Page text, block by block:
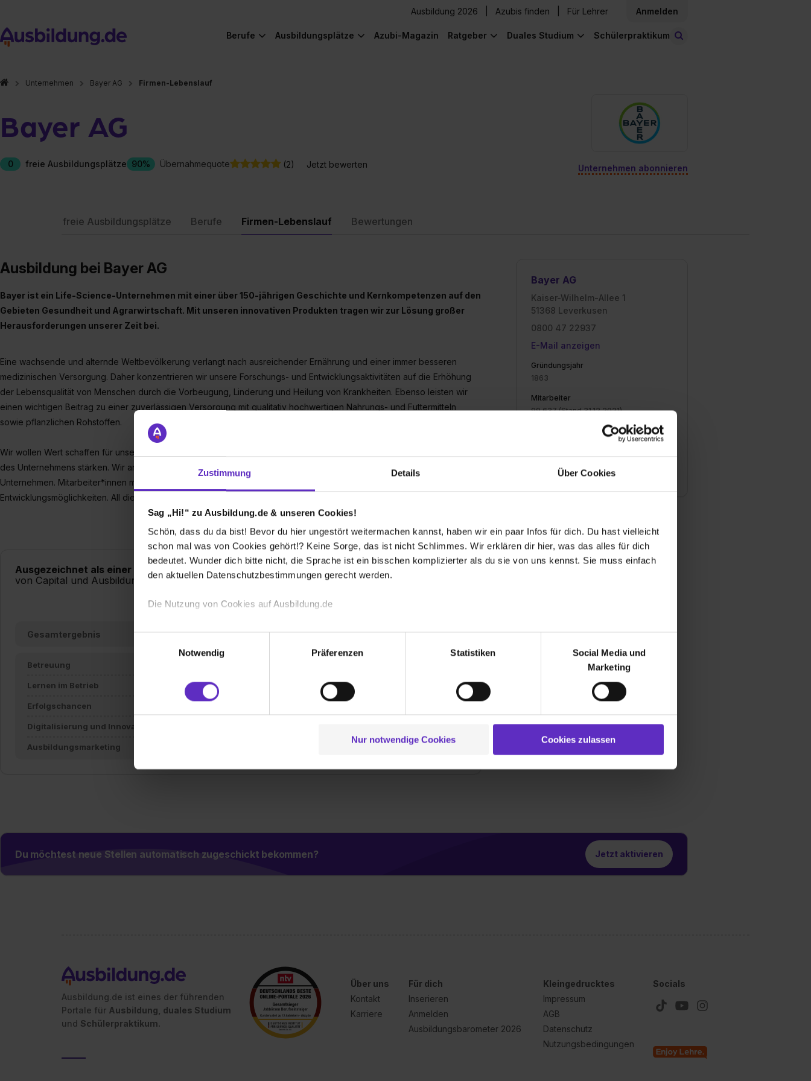
Zustimmung Details Über Cookies
Sag „Hi!“ zu Ausbildung.de & unseren Cookies!
Schön, dass du da bist! Bevor du hier ungestört weitermachen kannst, haben wir ein paar Infos für dich. Du hast vielleicht
schon mal was von Cookies gehört!? Keine Sorge, das ist nicht Schlimmes. Wir erklären dir hier, was das alles für dich
bedeutet. Wunder dich bitte nicht, die Sprache ist ein bisschen komplizierter als du sie von uns kennst. Sie muss einfach
den aktuellen Datenschutzbestimmungen gerecht werden.
Die Nutzung von Cookies auf Ausbildung.de
Wir verwenden Cookies zur technischen Funktion unserer Webseite („Notwendig“), um von dir bei Benutzung der
Webseite getroffenen Einstellungen zu speichern ( „Präferenzen“), die Zugriffe auf unsere Webseite zu analysieren
(„Statistiken“), um Informationen zu deiner Verwendung unserer Website an unsere Partner für soziale Medien, Werbung
Partner führen diese Informationen möglicherweise mit weiteren Daten zusammen, die du ihnen bereitgestellt hast oder die
zu. . In diesem Fall sowie bei der separaten Aktivierung von „Social Media und Marketing“ bist du auch damit
verfügen über kein angemessenes Datenschutzniveau (EuGH – Schrems II). Du kannst die von dir erteilte Einwilligung
jederzeit mit Wirkung für die Zukunft ganz oder teilweise über unsere Datenschutzerklärung unter dem Punkt
„Datenschutz-Einstellungen“ widerrufen. Weitere Informationen zu den einzelnen Cookies findest du durch Klick auf
Notwendig
Präferenzen Statistiken
Social Media und
Marketing
Nur notwendige Cookies Cookies zulassen
Ausbildung 2026 Azubis finden Für Lehrer Anmelden
Berufe Ausbildungsplätze Azubi-Magazin Ratgeber Duales Studium Schülerpraktikum
Unternehmen Bayer AG Firmen-Lebenslauf
Bayer AG
0 freie Ausbildungsplätze 90% Übernahmequote (2) Jetzt bewerten Unternehmen abonnieren
freie Ausbildungsplätze Berufe Firmen-Lebenslauf Bewertungen
Bayer AG
Kaiser-Wilhelm-Allee 1
51368 Leverkusen
0800 47 22937
E-Mail anzeigen
Gründungsjahr
1863
Mitarbeiter
99.637 (Stand 31.12.2021)
47,6 Mrd. Euro (Stand 31.12.2023)
Pharma / Chemie
Ausbildung bei Bayer AG
Bayer ist ein Life-Science-Unternehmen mit einer über 150-jährigen Geschichte und Kernkompetenzen auf den
Gebieten Gesundheit und Agrarwirtschaft. Mit unseren innovativen Produkten tragen wir zur Lösung großer
Herausforderungen unserer Zeit bei.
Eine wachsende und alternde Weltbevölkerung verlangt nach ausreichender Ernährung und einer immer besseren
medizinischen Versorgung. Daher konzentrieren wir unsere Forschungs- und Entwicklungsaktivitäten auf die Erhöhung
der Lebensqualität von Menschen durch die Vorbeugung, Linderung und Heilung von Krankheiten. Ebenso leisten wir
einen wichtigen Beitrag zu einer zuverlässigen Versorgung mit qualitativ hochwertigen Nahrungs- und Futtermitteln
sowie pflanzlichen Rohstoffen.
Wir wollen Wert schaffen für unsere Kund*innen, Aktionär*innen und Mitarbeiter*innen und gleichzeitig die Ertragskraft
des Unternehmens stärken. Wir arbeiten nachhaltig und stellen uns der Verantwortung als sozial und ethisch handelndes
Unternehmen. Mitarbeiter*innen mit einer Leidenschaft für Innovation finden bei Bayer hervorragende
Entwicklungsmöglichkeiten. All dies ist Bestandteil unseres Unternehmenszwecks
Ausgezeichnet als einer von Deutschlands besten Ausbildern 2025
von Capital und Ausbildung.de
Ausbildung
Gesamtergebnis
Betreuung
Lernen im Betrieb
Erfolgschancen
Digitalisierung und Innovation
Ausbildungsmarketing
Du möchtest neue Stellen automatisch zugeschickt bekommen? Jetzt aktivieren
Ausbildung.de ist eines der führenden
Portale für Ausbildung, duales Studium
und Schülerpraktikum.
Über uns
Kontakt
Karriere
Für dich
Inserieren
Anmelden
Ausbildungsbarometer 2026
Kleingedrucktes
Impressum
AGB
Datenschutz
Nutzungsbedingungen
Socials